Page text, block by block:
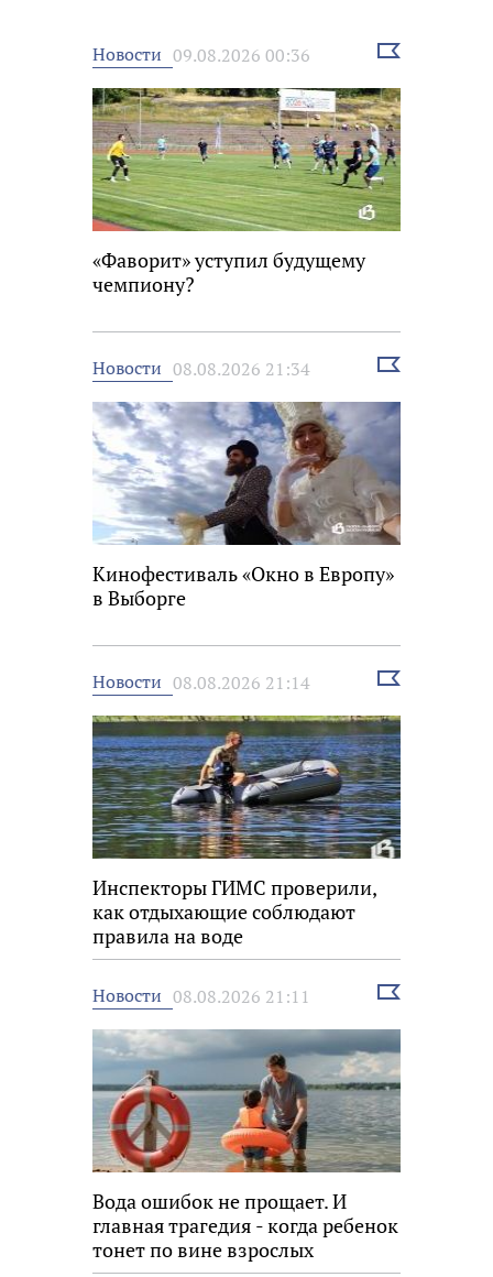
Новости 09.08.2026 00:36
Выбрать
«Фаворит» уступил будущему
чемпиону?
Новости 08.08.2026 21:34
Выбрать
Кинофестиваль «Окно в Европу»
в Выборге
Новости 08.08.2026 21:14
Выбрать
Инспекторы ГИМС проверили,
как отдыхающие соблюдают
правила на воде
Новости 08.08.2026 21:11
Выбрать
Вода ошибок не прощает. И
главная трагедия - когда ребенок
тонет по вине взрослых